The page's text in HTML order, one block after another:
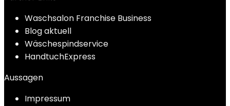
Waschsalon Franchise Business
Blog aktuell
Wäschespindservice
HandtuchExpress
Aussagen
Impressum